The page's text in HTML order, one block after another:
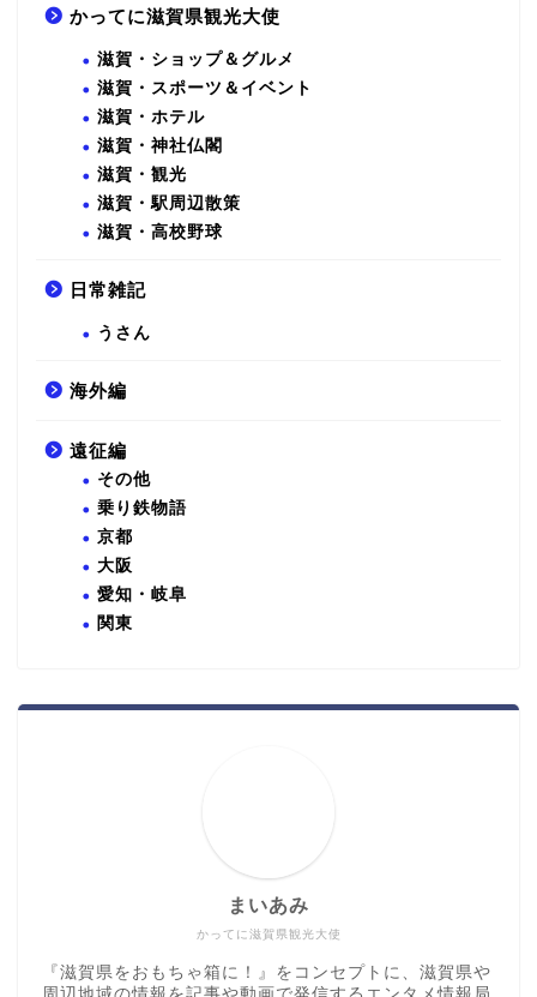
かってに滋賀県観光大使
滋賀・ショップ＆グルメ
滋賀・スポーツ＆イベント
滋賀・ホテル
滋賀・神社仏閣
滋賀・観光
滋賀・駅周辺散策
滋賀・高校野球
日常雑記
うさん
海外編
遠征編
その他
乗り鉄物語
京都
大阪
愛知・岐阜
関東
かってに滋賀県観光大使
まいあみ
『滋賀県をおもちゃ箱に！』をコンセプトに、滋賀県や